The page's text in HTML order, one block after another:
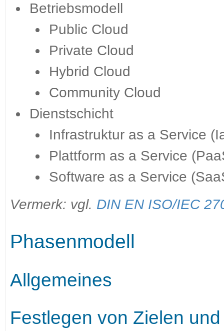
Betriebsmodell
Public Cloud
Private Cloud
Hybrid Cloud
Community Cloud
Dienstschicht
Infrastruktur as a Service
Plattform as a Service
Software as a Service
Vermerk: vgl. DIN EN ISO/IEC
Phasenmodell
Allgemeines
Festlegen von Zielen